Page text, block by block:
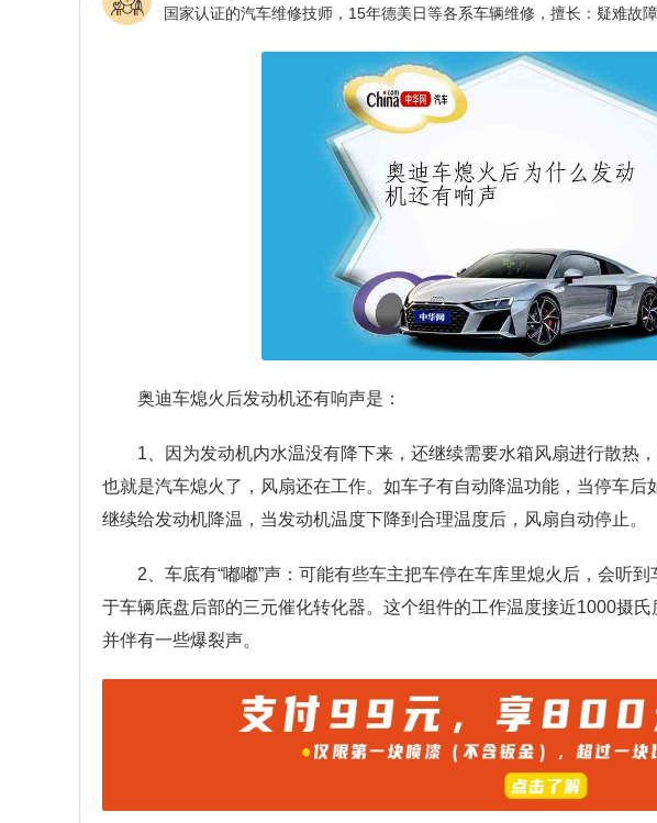
奥迪车熄火后发动机还有响声是：
1、因为发动机内水温没有降下来，还继续需要水箱风扇进行散热
也就是汽车熄火了，风扇还在工作。如车子有自动降温功能，当停车后
继续给发动机降温，当发动机温度下降到合理温度后，风扇自动停止。
2、车底有“嘟嘟”声：可能有些车主把车停在车库里熄火后，会听到
于车辆底盘后部的三元催化转化器。这个组件的工作温度接近1000摄氏
并伴有一些爆裂声。